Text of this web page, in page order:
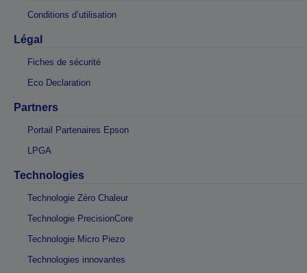
Conditions d’utilisation
Légal
Fiches de sécurité
Eco Declaration
Partners
Portail Partenaires Epson
LPGA
Technologies
Technologie Zéro Chaleur
Technologie PrecisionCore
Technologie Micro Piezo
Technologies innovantes